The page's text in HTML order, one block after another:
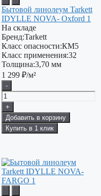
Бытовой линолеум Tarkett
IDYLLE NOVA- Oxford 1
На складе
Бренд:Tarkett
Класс опасности:КМ5
Класс применения:32
Толщина:3,70 мм
1 299 ₽/м²
-
+
Добавить в корзину
Купить в 1 клик